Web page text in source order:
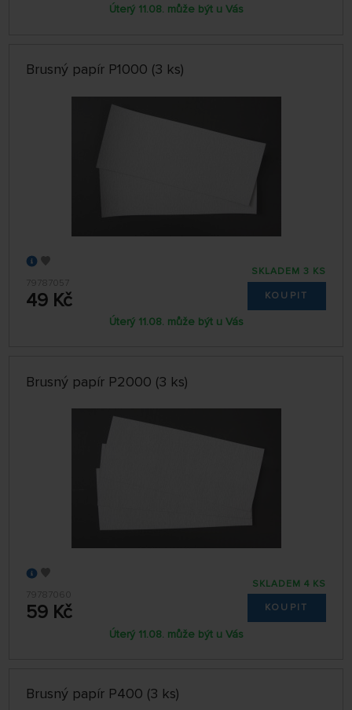
Úterý 11.08. může být u Vás
Brusný papír P1000 (3 ks)
79787057
49 Kč
SKLADEM 3 KS
KOUPIT
Úterý 11.08. může být u Vás
Brusný papír P2000 (3 ks)
79787060
59 Kč
SKLADEM 4 KS
KOUPIT
Úterý 11.08. může být u Vás
Brusný papír P400 (3 ks)